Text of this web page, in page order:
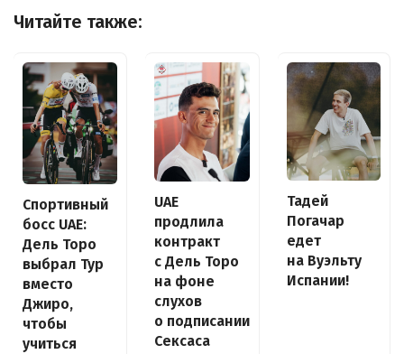
Читайте также:
Спортивный
босс UAE:
Дель Торо
выбрал Тур
вместо
Джиро,
чтобы
учиться
UAE
продлила
контракт
с Дель Торо
на фоне
слухов
о подписании
Сексаса
Тадей
Погачар
едет
на Вуэльту
Испании!